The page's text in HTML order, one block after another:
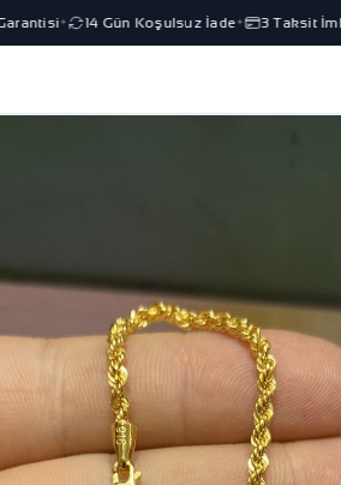
✦ 14 Gün Koşulsuz İade ✦ 3 Taksit